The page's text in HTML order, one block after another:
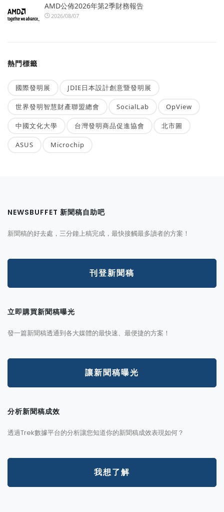
AMD公佈2026年第2季財務報告
2026/08/07
熱門標籤
國際發明展 JDIE日本設計創意暨發明展
世界發明智慧財產聯盟總會 SocialLab OpView
中國文化大學 台灣發明商品促進協會 北市圖
ASUS Microchip
NEWSBUFFET 新聞稿自助吧
新聞稿的好去處，三分鐘上稿完成，最快接觸最多讀者的方案！
刊登新聞稿
立即購買新聞稿曝光
發一篇新聞稿透通到各大媒體的最快速、最便捷的方案！
讓新聞稿曝光
分析新聞稿成效
透過Trek數據平台的分析讓您知道你的新聞稿成效表現如何？
我想了解